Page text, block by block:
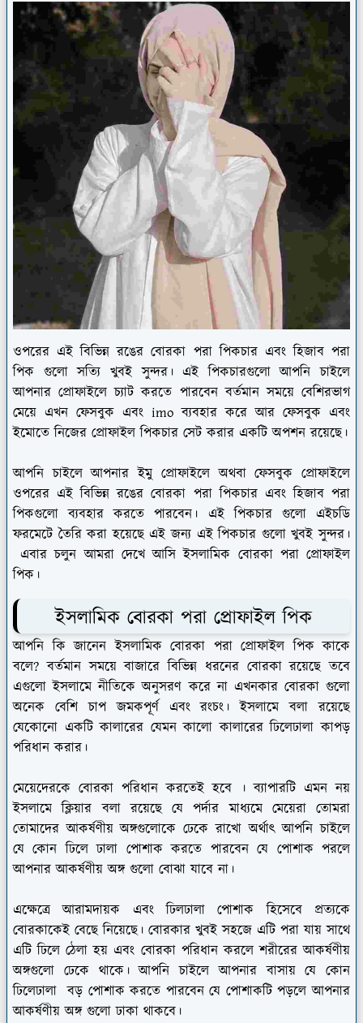
ওপরের এই বিভিন্ন রঙের বোরকা পরা পিকচার এবং হিজাব পরা
পিক গুলো সত্যি খুবই সুন্দর। এই পিকচারগুলো আপনি চাইলে
আপনার প্রোফাইলে চ্যাট করতে পারবেন বর্তমান সময়ে বেশিরভাগ
মেয়ে এখন ফেসবুক এবং imo ব্যবহার করে আর ফেসবুক এবং
ইমোতে নিজের প্রোফাইল পিকচার সেট করার একটি অপশন রয়েছে।
আপনি চাইলে আপনার ইমু প্রোফাইলে অথবা ফেসবুক প্রোফাইলে
ওপরের এই বিভিন্ন রঙের বোরকা পরা পিকচার এবং হিজাব পরা
পিকগুলো ব্যবহার করতে পারবেন। এই পিকচার গুলো এইচডি
ফরমেটে তৈরি করা হয়েছে এই জন্য এই পিকচার গুলো খুবই সুন্দর।
এবার চলুন আমরা দেখে আসি ইসলামিক বোরকা পরা প্রোফাইল
পিক।
ইসলামিক বোরকা পরা প্রোফাইল পিক
আপনি কি জানেন ইসলামিক বোরকা পরা প্রোফাইল পিক কাকে
বলে? বর্তমান সময়ে বাজারে বিভিন্ন ধরনের বোরকা রয়েছে তবে
এগুলো ইসলামে নীতিকে অনুসরণ করে না এখনকার বোরকা গুলো
অনেক বেশি চাপ জমকপূর্ণ এবং রংচং। ইসলামে বলা রয়েছে
যেকোনো একটি কালারের যেমন কালো কালারের ঢিলেঢালা কাপড়
পরিধান করার।
মেয়েদেরকে বোরকা পরিধান করতেই হবে । ব্যাপারটি এমন নয়
ইসলামে ক্লিয়ার বলা রয়েছে যে পর্দার মাধ্যমে মেয়েরা তোমরা
তোমাদের আকর্ষণীয় অঙ্গগুলোকে ঢেকে রাখো অর্থাৎ আপনি চাইলে
যে কোন ঢিলে ঢালা পোশাক করতে পারবেন যে পোশাক পরলে
আপনার আকর্ষণীয় অঙ্গ গুলো বোঝা যাবে না।
এক্ষেত্রে আরামদায়ক এবং ঢিলঢালা পোশাক হিসেবে প্রত্যকে
বোরকাকেই বেছে নিয়েছে। বোরকার খুবই সহজে এটি পরা যায় সাথে
এটি ঢিলে ঠেলা হয় এবং বোরকা পরিধান করলে শরীরের আকর্ষণীয়
অঙ্গগুলো ঢেকে থাকে। আপনি চাইলে আপনার বাসায় যে কোন
ঢিলেঢালা বড় পোশাক করতে পারবেন যে পোশাকটি পড়লে আপনার
আকর্ষণীয় অঙ্গ গুলো ঢাকা থাকবে।